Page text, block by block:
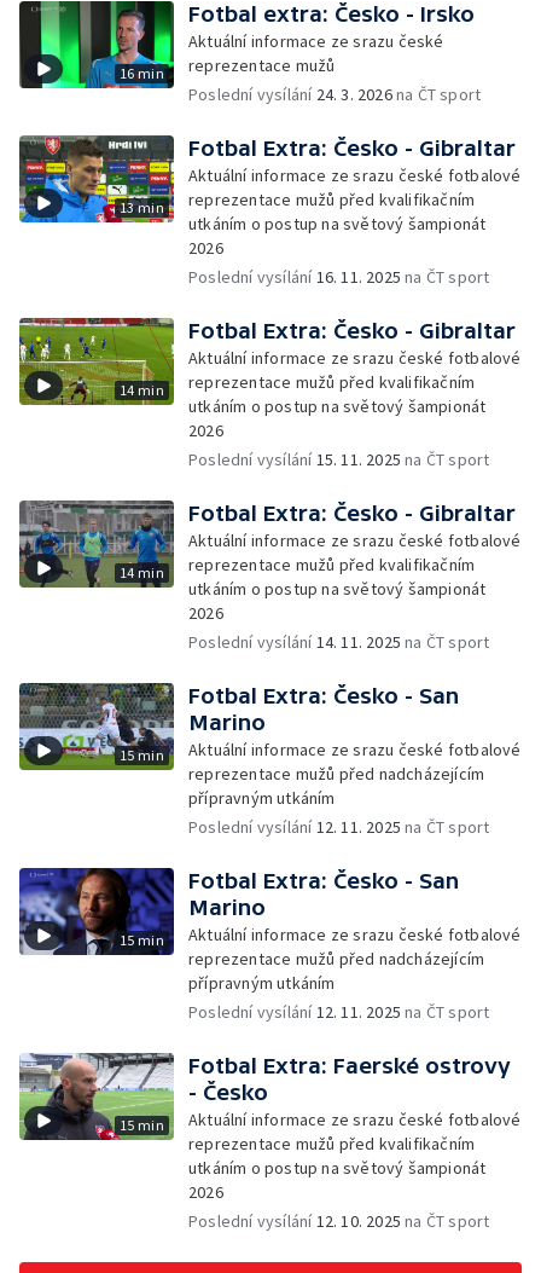
16 min
Fotbal extra: Česko - Irsko
Aktuální informace ze srazu české
reprezentace mužů
Poslední vysílání 24. 3. 2026na ČT sport
13 min
Fotbal Extra: Česko - Gibraltar
Aktuální informace ze srazu české fotbalové
reprezentace mužů před kvalifikačním
utkáním o postup na světový šampionát
2026
Poslední vysílání16. 11. 2025 na ČT sport
14 min
Fotbal Extra: Česko - Gibraltar
Aktuální informace ze srazu české fotbalové
reprezentace mužů před kvalifikačním
utkáním o postup na světový šampionát
2026
Poslední vysílání15. 11. 2025 na ČT sport
14 min
Fotbal Extra: Česko - Gibraltar
Aktuální informace ze srazu české fotbalové
reprezentace mužů před kvalifikačním
utkáním o postup na světový šampionát
2026
Poslední vysílání14. 11. 2025 na ČT sport
15 min
Fotbal Extra: Česko - San
Marino
Aktuální informace ze srazu české fotbalové
reprezentace mužů před nadcházejícím
přípravným utkáním
Poslední vysílání12. 11. 2025 na ČT sport
15 min
Fotbal Extra: Česko - San
Marino
Aktuální informace ze srazu české fotbalové
reprezentace mužů před nadcházejícím
přípravným utkáním
Poslední vysílání12. 11. 2025 na ČT sport
15 min
Fotbal Extra: Faerské ostrovy
- Česko
Aktuální informace ze srazu české fotbalové
reprezentace mužů před kvalifikačním
utkáním o postup na světový šampionát
2026
Poslední vysílání12. 10. 2025 na ČT sport